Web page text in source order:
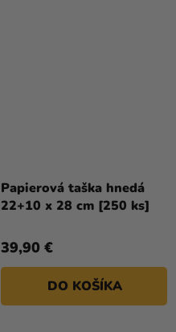
Papierová taška hnedá
22+10 x 28 cm [250 ks]
39,90 €
DO KOŠÍKA